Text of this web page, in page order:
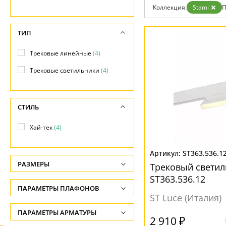
Гарантия
Возврат
Отзывы
Установка
Дизайнерам
Бренды
Контакты
Коллекция: Stami
Трековый
ST363.536.12
ST Luce (Италия)
2 910 ₽
ТИП
Трековые линейные(4)
Трековые светильники (4)
СТИЛЬ
Хай-тек(4)
РАЗМЕРЫ
Высота, см
-
Ширина, см
ПАРАМЕТРЫ ПЛАФОНОВ
ПОВЕРХНОСТЬ
ПАРАМЕТРЫ АРМАТУРЫ